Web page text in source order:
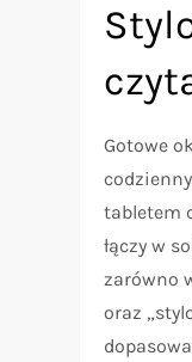
Gotowe
tabletem
łączy w
zarówno
oraz